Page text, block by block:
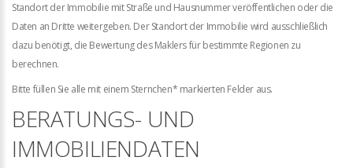
Standort der Immobilie mit Straße und Hausnummer veröffentlichen oder die
Daten an Dritte weitergeben. Der Standort der Immobilie wird ausschließlich
dazu benötigt, die Bewertung des Maklers für bestimmte Regionen zu
berechnen.
Bitte füllen Sie alle mit einem Sternchen* markierten Felder aus.
BERATUNGS- UND
IMMOBILIENDATEN